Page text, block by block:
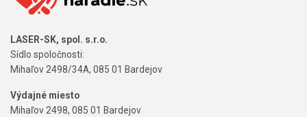
LASER-SK, spol. s.r.o.
Sídlo spoločnosti:
Mihaľov 2498/34A, 085 01 Bardejov
Výdajné miesto
Mihaľov 2498, 085 01 Bardejov